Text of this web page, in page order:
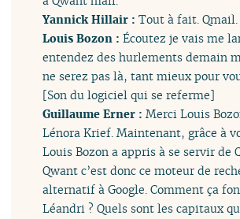
Yannick Hillair :Tout à fait. Qmail.
Louis Bozon :Écoutez je vais me
entendez des hurlements demain
ne serez pas là, tant mieux pour
[Son du logiciel qui se referme]
Guillaume Erner :Merci Louis
Lénora Krief. Maintenant, grâce à
Louis Bozon a appris à se servir de
Qwant c’est donc ce moteur de
alternatif à Google. Comment ça
Léandri ? Quels sont les capitaux